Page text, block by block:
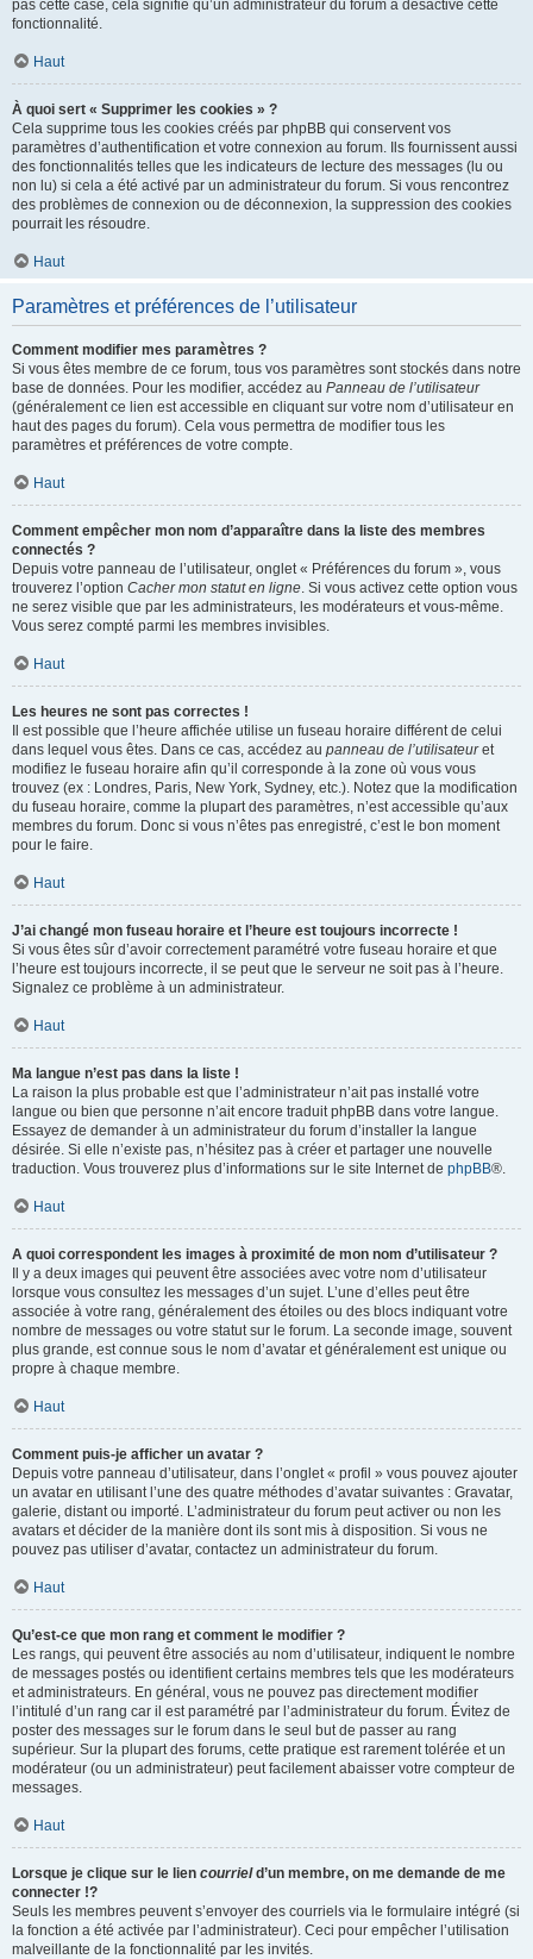
pas cette case, cela signifie qu’un administrateur du forum a désactivé cette
fonctionnalité.
Haut
À quoi sert « Supprimer les cookies » ?
Cela supprime tous les cookies créés par phpBB qui conservent vos
paramètres d’authentification et votre connexion au forum. Ils fournissent aussi
des fonctionnalités telles que les indicateurs de lecture des messages (lu ou
non lu) si cela a été activé par un administrateur du forum. Si vous rencontrez
des problèmes de connexion ou de déconnexion, la suppression des cookies
pourrait les résoudre.
Haut
Paramètres et préférences de l’utilisateur
Comment modifier mes paramètres ?
Si vous êtes membre de ce forum, tous vos paramètres sont stockés dans notre
base de données. Pour les modifier, accédez au Panneau de l’utilisateur
(généralement ce lien est accessible en cliquant sur votre nom d’utilisateur en
haut des pages du forum). Cela vous permettra de modifier tous les
paramètres et préférences de votre compte.
Haut
Comment empêcher mon nom d’apparaître dans la liste des membres
connectés ?
Depuis votre panneau de l’utilisateur, onglet « Préférences du forum », vous
trouverez l’option Cacher mon statut en ligne. Si vous activez cette option vous
ne serez visible que par les administrateurs, les modérateurs et vous-même.
Vous serez compté parmi les membres invisibles.
Haut
Les heures ne sont pas correctes !
Il est possible que l’heure affichée utilise un fuseau horaire différent de celui
dans lequel vous êtes. Dans ce cas, accédez au panneau de l’utilisateuret
modifiez le fuseau horaire afin qu’il corresponde à la zone où vous vous
trouvez (ex : Londres, Paris, New York, Sydney, etc.). Notez que la modification
du fuseau horaire, comme la plupart des paramètres, n’est accessible qu’aux
membres du forum. Donc si vous n’êtes pas enregistré, c’est le bon moment
pour le faire.
Haut
J’ai changé mon fuseau horaire et l’heure est toujours incorrecte !
Si vous êtes sûr d’avoir correctement paramétré votre fuseau horaire et que
l’heure est toujours incorrecte, il se peut que le serveur ne soit pas à l’heure.
Signalez ce problème à un administrateur.
Haut
Ma langue n’est pas dans la liste !
La raison la plus probable est que l’administrateur n’ait pas installé votre
langue ou bien que personne n’ait encore traduit phpBB dans votre langue.
Essayez de demander à un administrateur du forum d’installer la langue
désirée. Si elle n’existe pas, n’hésitez pas à créer et partager une nouvelle
traduction. Vous trouverez plus d’informations sur le site Internet de phpBB®.
Haut
A quoi correspondent les images à proximité de mon nom d’utilisateur ?
Il y a deux images qui peuvent être associées avec votre nom d’utilisateur
lorsque vous consultez les messages d’un sujet. L’une d’elles peut être
associée à votre rang, généralement des étoiles ou des blocs indiquant votre
nombre de messages ou votre statut sur le forum. La seconde image, souvent
plus grande, est connue sous le nom d’avatar et généralement est unique ou
propre à chaque membre.
Haut
Comment puis-je afficher un avatar ?
Depuis votre panneau d’utilisateur, dans l’onglet « profil » vous pouvez ajouter
un avatar en utilisant l’une des quatre méthodes d’avatar suivantes : Gravatar,
galerie, distant ou importé. L’administrateur du forum peut activer ou non les
avatars et décider de la manière dont ils sont mis à disposition. Si vous ne
pouvez pas utiliser d’avatar, contactez un administrateur du forum.
Haut
Qu’est-ce que mon rang et comment le modifier ?
Les rangs, qui peuvent être associés au nom d’utilisateur, indiquent le nombre
de messages postés ou identifient certains membres tels que les modérateurs
et administrateurs. En général, vous ne pouvez pas directement modifier
l’intitulé d’un rang car il est paramétré par l’administrateur du forum. Évitez de
poster des messages sur le forum dans le seul but de passer au rang
supérieur. Sur la plupart des forums, cette pratique est rarement tolérée et un
modérateur (ou un administrateur) peut facilement abaisser votre compteur de
messages.
Haut
Lorsque je clique sur le lien courrield’un membre, on me demande de me
connecter !?
Seuls les membres peuvent s’envoyer des courriels via le formulaire intégré (si
la fonction a été activée par l’administrateur). Ceci pour empêcher l’utilisation
malveillante de la fonctionnalité par les invités.